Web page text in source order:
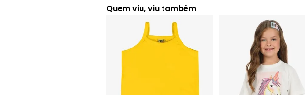
Quem viu, viu também